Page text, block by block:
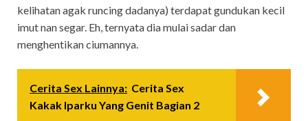
kelihatan agak runcing dadanya) terdapat gundukan kecil
imut nan segar. Eh, ternyata dia mulai sadar dan
menghentikan ciumannya.
Cerita Sex Lainnya: Cerita Sex
Kakak Iparku Yang Genit Bagian 2